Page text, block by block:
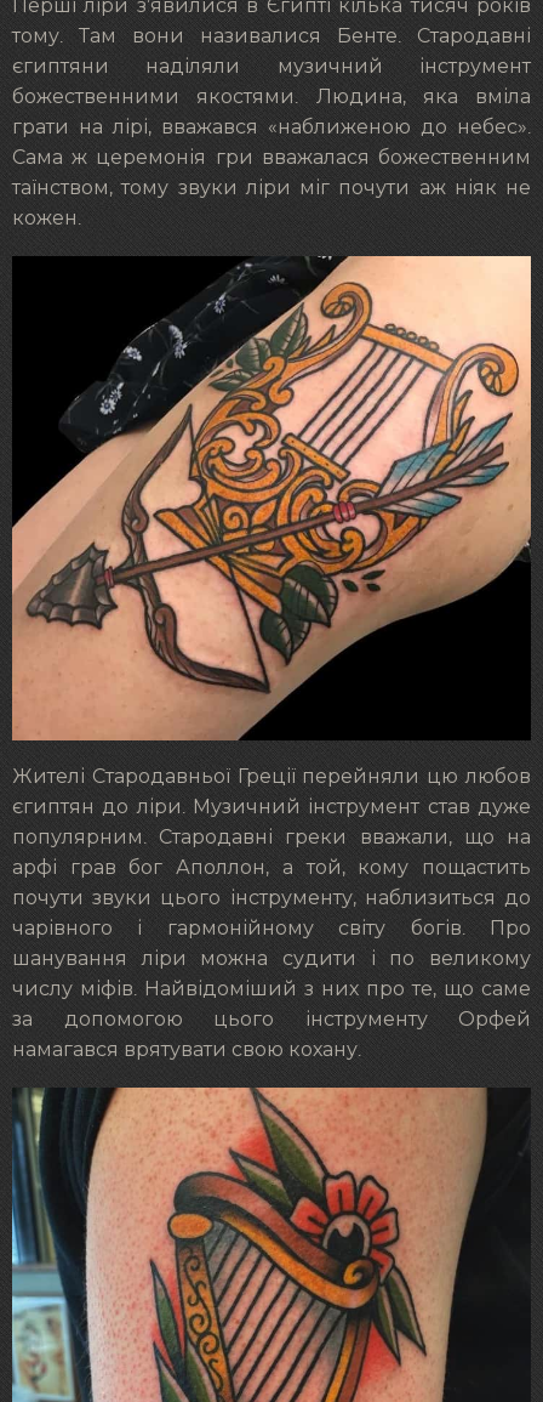
Перші ліри з’явилися в Єгипті кілька тисяч років
тому. Там вони називалися Бенте. Стародавні
єгиптяни наділяли музичний інструмент
божественними якостями. Людина, яка вміла
грати на лірі, вважався «наближеною до небес».
Сама ж церемонія гри вважалася божественним
таїнством, тому звуки ліри міг почути аж ніяк не
кожен.
Жителі Стародавньої Греції перейняли цю любов
єгиптян до ліри. Музичний інструмент став дуже
популярним. Стародавні греки вважали, що на
арфі грав бог Аполлон, а той, кому пощастить
почути звуки цього інструменту, наблизиться до
чарівного і гармонійному світу богів. Про
шанування ліри можна судити і по великому
числу міфів. Найвідоміший з них про те, що саме
за допомогою цього інструменту Орфей
намагався врятувати свою кохану.